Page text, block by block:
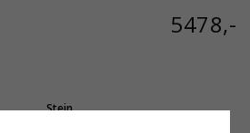
5478,-
Stein